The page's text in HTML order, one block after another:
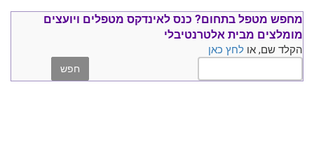
מחפש מטפל בתחום? כנס לאינדקס מטפלים ויועצים
מומלצים מבית אלטרנטיבלי
הקלד שם, או לחץ כאן